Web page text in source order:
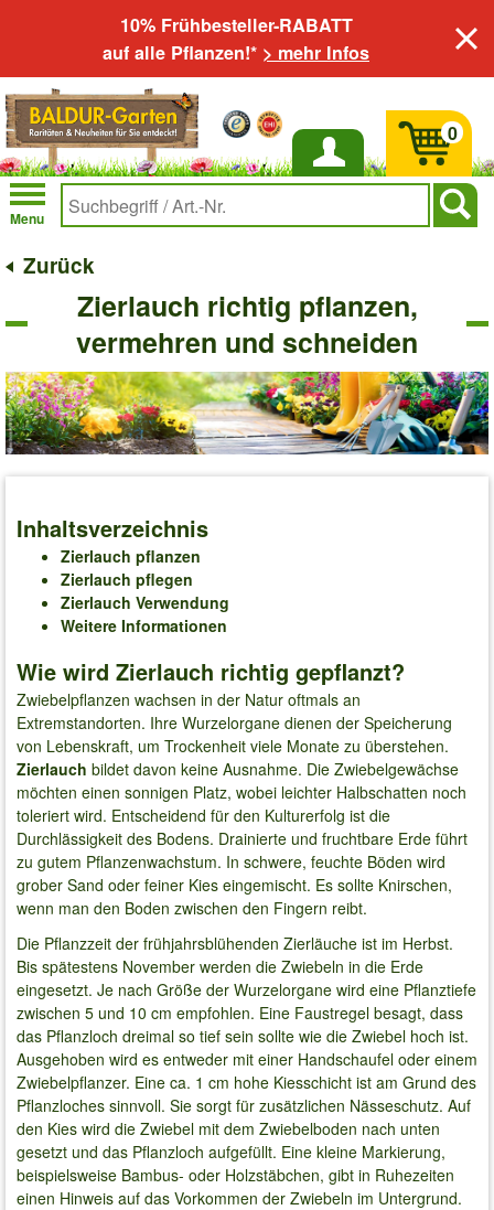
10% Frühbesteller-RABATT
auf alle Pflanzen!* > mehr Infos
Anmelden
Menu
0
Zurück
Zierlauch richtig pflanzen,
vermehren und schneiden
Inhaltsverzeichnis
Zierlauch pflanzen
Zierlauch pflegen
Zierlauch Verwendung
Weitere Informationen
Wie wird Zierlauch richtig gepflanzt?
Zwiebelpflanzen wachsen in der Natur oftmals an
Extremstandorten. Ihre Wurzelorgane dienen der Speicherung
von Lebenskraft, um Trockenheit viele Monate zu überstehen.
Zierlauch bildet davon keine Ausnahme. Die Zwiebelgewächse
möchten einen sonnigen Platz, wobei leichter Halbschatten noch
toleriert wird. Entscheidend für den Kulturerfolg ist die
Durchlässigkeit des Bodens. Drainierte und fruchtbare Erde führt
zu gutem Pflanzenwachstum. In schwere, feuchte Böden wird
grober Sand oder feiner Kies eingemischt. Es sollte Knirschen,
wenn man den Boden zwischen den Fingern reibt.
Die Pflanzzeit der frühjahrsblühenden Zierläuche ist im Herbst.
Bis spätestens November werden die Zwiebeln in die Erde
eingesetzt. Je nach Größe der Wurzelorgane wird eine Pflanztiefe
zwischen 5 und 10 cm empfohlen. Eine Faustregel besagt, dass
das Pflanzloch dreimal so tief sein sollte wie die Zwiebel hoch ist.
Ausgehoben wird es entweder mit einer Handschaufel oder einem
Zwiebelpflanzer. Eine ca. 1 cm hohe Kiesschicht ist am Grund des
Pflanzloches sinnvoll. Sie sorgt für zusätzlichen Nässeschutz. Auf
den Kies wird die Zwiebel mit dem Zwiebelboden nach unten
gesetzt und das Pflanzloch aufgefüllt. Eine kleine Markierung,
beispielsweise Bambus- oder Holzstäbchen, gibt in Ruhezeiten
einen Hinweis auf das Vorkommen der Zwiebeln im Untergrund.